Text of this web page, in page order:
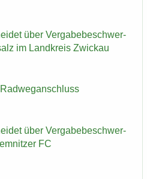
über Ver­ga­be­be­schwer­
im Land­kreis Zwi­ckau
über Ver­ga­be­be­schwer­
FC